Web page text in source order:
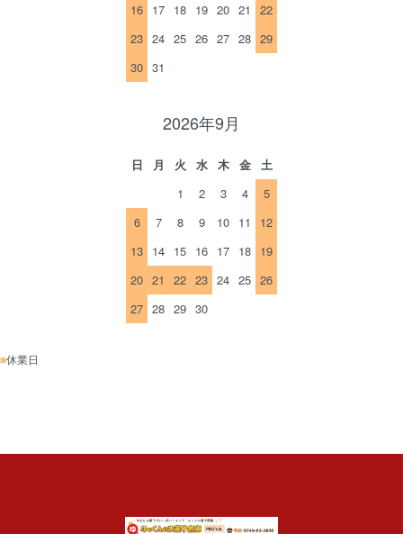
16 17 18 19 20 21
22
23 24 25 26 27 28 29
30 31
2026年9月
日 月 火 水 木 金
土
1
2 3 4
5
6
7 8 9 10 11
12
13 14 15 16 17 18 19
20 21 22 23 24 25 26
27 28 29 30
■休業日